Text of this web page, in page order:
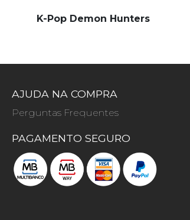
K-Pop Demon Hunters
AJUDA NA COMPRA
Perguntas Frequentes
PAGAMENTO SEGURO